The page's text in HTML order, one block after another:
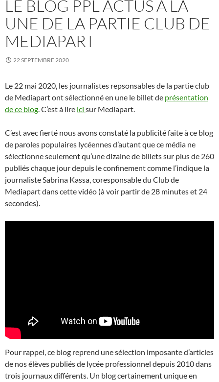
LE BLOG PPL ACTUS À LA
UNE DE LA PARTIE CLUB DE
MEDIAPART
22 SEPTEMBRE 2020
Le 22 mai 2020, les journalistes repsonsables de la partie club
de Mediapart ont sélectionné en une le billet de présentation
de ce blog . C’est à lire ici sur Mediapart.
C’est avec fierté nous avons constaté la publicité faite à ce blog
de paroles populaires lycéennes d’autant que ce média ne
sélectionne seulement qu’une dizaine de billets sur plus de 260
publiés chaque jour depuis le confinement comme l’indique la
journaliste Sabrina Kassa, coresponsable du Club de
Mediapart dans cette vidéo (à voir partir de 28 minutes et 24
secondes).
Pour rappel, ce blog reprend une sélection imposante d’articles
de nos élèves publiés de lycée professionnel depuis 2010 dans
trois journaux différents. Un blog certainement unique en